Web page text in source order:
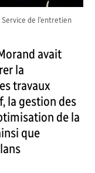
de l’entretien
avait
la
travaux
la gestion des
de la
que